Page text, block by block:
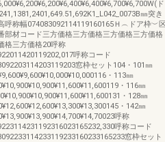
ド
㎜突き
呼称幅074083092114119160165Ｈ︵ドア枠︶
部材コード三方価格三方価格三方価格三方価格
格三方価格20呼称
呼称コード
窓枠セット104・101㎜
・113㎜
・116㎜
・128㎜
・142㎜
呼称
呼称コード
窓枠セット